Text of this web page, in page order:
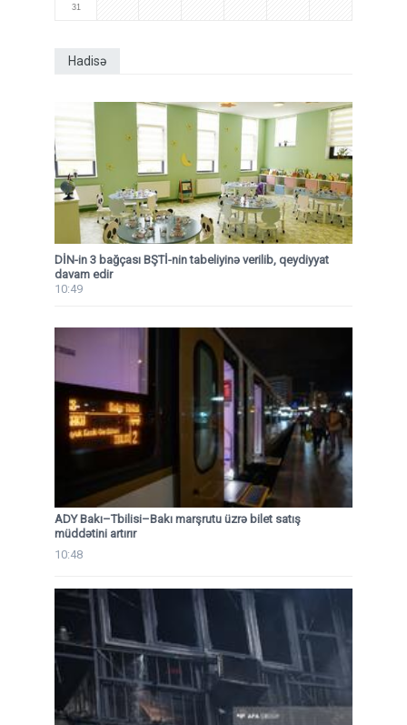
31
Hadisə
DİN-in 3 bağçası BŞTİ-nin tabeliyinə verilib, qeydiyyat
davam edir
10:49
ADY Bakı–Tbilisi–Bakı marşrutu üzrə bilet satış
müddətini artırır
10:48